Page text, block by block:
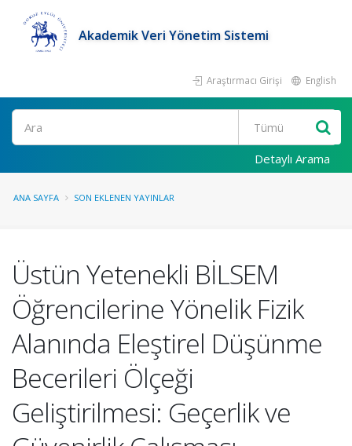
Akademik Veri Yönetim Sistemi
Araştırmacı Girişi English
Ara
Detaylı Arama
ANA SAYFA SON EKLENEN YAYINLAR
Üstün Yetenekli BİLSEM
Öğrencilerine Yönelik Fizik
Alanında Eleştirel Düşünme
Becerileri Ölçeği
Geliştirilmesi: Geçerlik ve